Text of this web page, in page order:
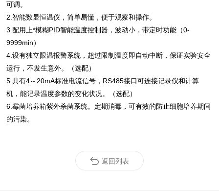
可调。
2.智能数显恒温仪，简单易懂，便于观察和操作。
3.配用上*模糊PID智能温度控制器，波动小，带定时功能（0-
9999min）
4.设有独立限温报警系统，超过限制温度即自动中断，保证实验安全
运行，不发生意外。（选配）
5.具有4～20mA标准电流信号，RS485接口可连接记录仪和计算
机，能记录温度参数的变化状况。（选配）
6.霉菌培养箱紫外杀菌系统。定期消毒，可有效的防止细胞培养期间
的污染。
返回列表